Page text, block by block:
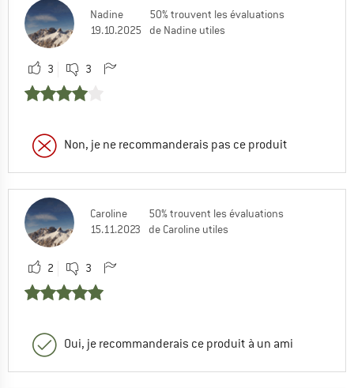
Nadine
19.10.2025
50% trouvent les évaluations
de Nadine utiles
3 3
Non, je ne recommanderais pas ce produit
Caroline
15.11.2023
50% trouvent les évaluations
de Caroline utiles
2 3
Oui, je recommanderais ce produit à un ami